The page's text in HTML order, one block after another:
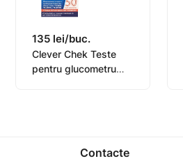
135 lei/buc.
Clever Chek Teste
pentru glucometru
Contacte